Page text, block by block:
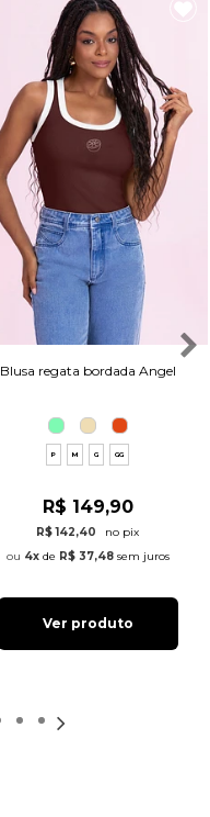
Blusa regata bordada Angel
P M G GG
R$ 149,90
R$ 142,40
no pix
4xde R$ 37,48sem juros
Ver produto